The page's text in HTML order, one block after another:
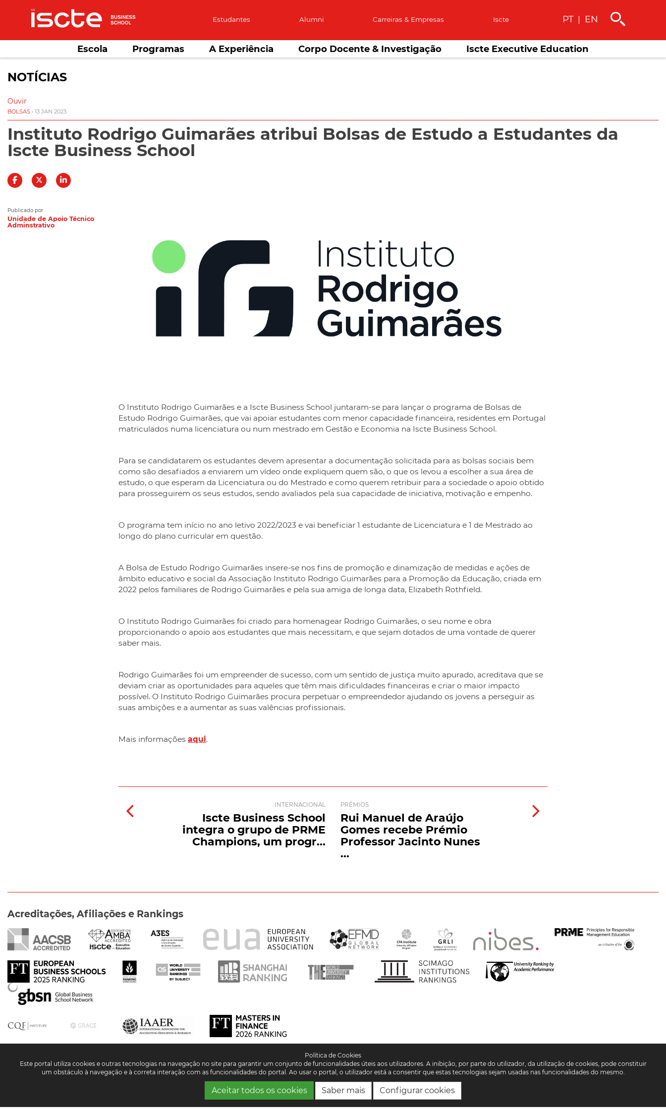
Estudantes Alumni Carreiras & Empresas Iscte PT | EN
Escola Programas A Experiência Corpo Docente & Investigação Iscte Executive Education
NOTÍCIAS
Ouvir
BOLSAS • 13 JAN 2023
Instituto Rodrigo Guimarães atribui Bolsas de Estudo a Estudantes da
Iscte Business School
Publicado por
Unidade de Apoio Técnico
Adminstrativo
O Instituto Rodrigo Guimarães e a Iscte Business School juntaram-se para lançar o programa de Bolsas de
Estudo Rodrigo Guimarães, que vai apoiar estudantes com menor capacidade financeira, residentes em Portugal
matriculados numa licenciatura ou num mestrado em Gestão e Economia na Iscte Business School.
Para se candidatarem os estudantes devem apresentar a documentação solicitada para as bolsas sociais bem
como são desafiados a enviarem um vídeo onde expliquem quem são, o que os levou a escolher a sua área de
estudo, o que esperam da Licenciatura ou do Mestrado e como querem retribuir para a sociedade o apoio obtido
para prosseguirem os seus estudos, sendo avaliados pela sua capacidade de iniciativa, motivação e empenho.
O programa tem início no ano letivo 2022/2023 e vai beneficiar 1 estudante de Licenciatura e 1 de Mestrado ao
longo do plano curricular em questão.
A Bolsa de Estudo Rodrigo Guimarães insere-se nos fins de promoção e dinamização de medidas e ações de
âmbito educativo e social da Associação Instituto Rodrigo Guimarães para a Promoção da Educação, criada em
2022 pelos familiares de Rodrigo Guimarães e pela sua amiga de longa data, Elizabeth Rothfield.
O Instituto Rodrigo Guimarães foi criado para homenagear Rodrigo Guimarães, o seu nome e obra
proporcionando o apoio aos estudantes que mais necessitam, e que sejam dotados de uma vontade de querer
saber mais.
Rodrigo Guimarães foi um empreender de sucesso, com um sentido de justiça muito apurado, acreditava que se
deviam criar as oportunidades para aqueles que têm mais dificuldades financeiras e criar o maior impacto
possível. O Instituto Rodrigo Guimarães procura perpetuar o empreendedor ajudando os jovens a perseguir as
suas ambições e a aumentar as suas valências profissionais.
Mais informações aqui.
INTERNACIONAL
Iscte Business School
integra o grupo de PRME
Champions, um progr...
PRÉMIOS
Rui Manuel de Araújo
Gomes recebe Prémio
Professor Jacinto Nunes
...
Política de Cookies
Este portal utiliza cookies e outras tecnologias na navegação no site para garantir um conjunto de funcionalidades úteis aos utilizadores. A inibição, por parte do utilizador, da utilização de cookies, pode constituir
um obstáculo à navegação e à correta interação com as funcionalidades do portal. Ao usar o portal, o utilizador está a consentir que estas tecnologias sejam usadas nas funcionalidades do mesmo.
Aceitar todos os cookies Saber mais Configurar cookies
Acreditações, Afiliações e Rankings
Redes Sociais